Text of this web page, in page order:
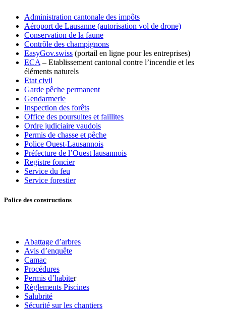
Administration cantonale des impôts
Aéroport de Lausanne (autorisation vol de drone)
Conservation de la faune
Contrôle des champignons
EasyGov.swiss (portail en ligne pour les entreprises)
ECA – Etablissement cantonal contre l’incendie et les
éléments naturels
Etat civil
Garde pêche permanent
Gendarmerie
Inspection des forêts
Office des poursuites et faillites
Ordre judiciaire vaudois
Permis de chasse et pêche
Police Ouest-Lausannois
Préfecture de l’Ouest lausannois
Registre foncier
Service du feu
Service forestier
Police des constructions
Abattage d’arbres
Avis d’enquête
Camac
Procédures
Permis d’habiter
Règlements Piscines
Salubrité
Sécurité sur les chantiers